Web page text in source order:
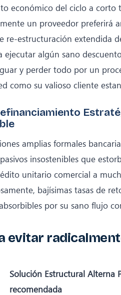
económico del ciclo a corto
un proveedor preferirá
re-estructuración extendida
ejecutar algún sano
y perder todo por un
como su valioso cliente
amplias formales
insostenibles que
unitario comercial a
bajísimas tasas de
por su sano flujo
evitar
Solución Estructural Alterna
recomendada